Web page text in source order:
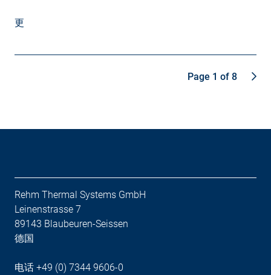
更
Page 1 of 8
Rehm Thermal Systems GmbH
Leinenstrasse 7
89143 Blaubeuren-Seissen
德国
电话 +49 (0) 7344 9606-0